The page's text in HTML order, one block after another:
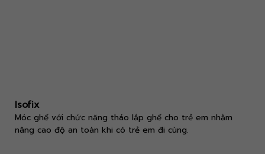
Isofix
Móc ghế với chức năng tháo lắp ghế cho trẻ em nhằm
nâng cao độ an toàn khi có trẻ em đi cùng.